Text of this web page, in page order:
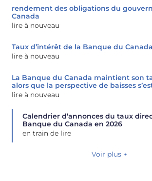
rendement des obligations du
Canada
lire à nouveau
Taux d’intérêt de la Banque du Canada
lire à nouveau
La Banque du Canada maintient son
alors que la perspective de baisses
lire à nouveau
Calendrier d’annonces du taux
Banque du Canada en 2026
en train de lire
Voir plus +